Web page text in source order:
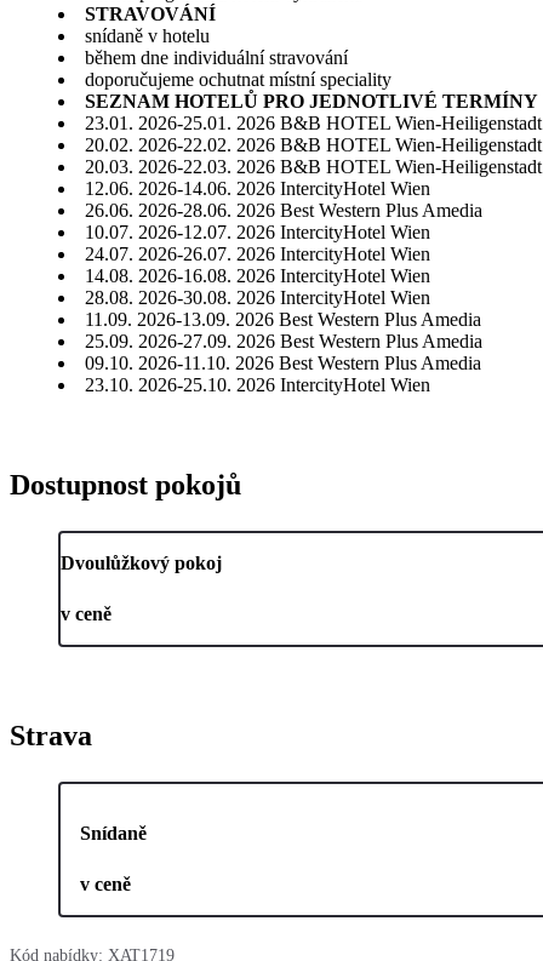
STRAVOVÁNÍ
snídaně v hotelu
během dne individuální stravování
doporučujeme ochutnat místní speciality
SEZNAM HOTELŮ PRO JEDNOTLIVÉ TERMÍNY
23.01. 2026-25.01. 2026 B&B HOTEL Wien-Heiligenstadt
20.02. 2026-22.02. 2026 B&B HOTEL Wien-Heiligenstadt
20.03. 2026-22.03. 2026 B&B HOTEL Wien-Heiligenstadt
12.06. 2026-14.06. 2026 IntercityHotel Wien
26.06. 2026-28.06. 2026 Best Western Plus Amedia
10.07. 2026-12.07. 2026 IntercityHotel Wien
24.07. 2026-26.07. 2026 IntercityHotel Wien
14.08. 2026-16.08. 2026 IntercityHotel Wien
28.08. 2026-30.08. 2026 IntercityHotel Wien
11.09. 2026-13.09. 2026 Best Western Plus Amedia
25.09. 2026-27.09. 2026 Best Western Plus Amedia
09.10. 2026-11.10. 2026 Best Western Plus Amedia
23.10. 2026-25.10. 2026 IntercityHotel Wien
Dostupnost pokojů
Dvoulůžkový pokoj
v ceně
Strava
Snídaně
v ceně
Kód nabídky: XAT1719